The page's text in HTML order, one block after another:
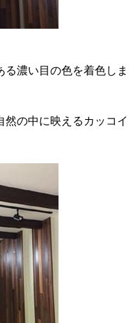
濃い目の色を着色しま
の中に映えるカッコイ